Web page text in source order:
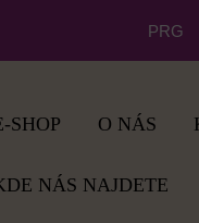
PRG
SHOP O NÁS
NÁS NAJDETE